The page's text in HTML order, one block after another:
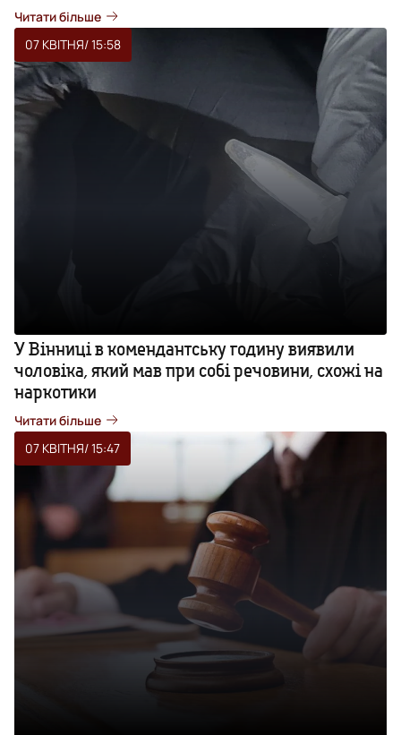
Читати більше
07 КВІТНЯ/ 15:58
У Вінниці в комендантську годину виявили
чоловіка, який мав при собі речовини, схожі на
наркотики
Читати більше
07 КВІТНЯ/ 15:47